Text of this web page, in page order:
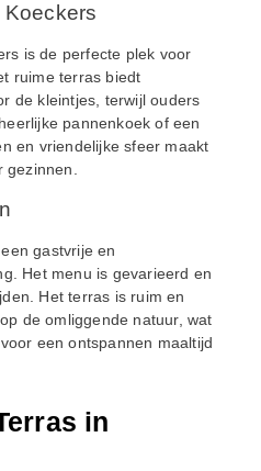
is de perfecte plek voor
ruime terras biedt
de kleintjes, terwijl ouders
pannenkoek of een
en vriendelijke sfeer maakt
gezinnen.
gastvrije en
Het menu is gevarieerd en
Het terras is ruim en
de omliggende natuur, wat
een ontspannen maaltijd
in